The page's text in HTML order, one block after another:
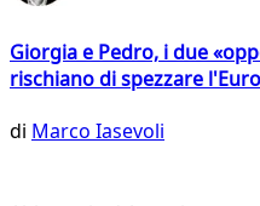
Giorgia e Pedro, i due
rischiano di spezzare
di Marco Iasevoli